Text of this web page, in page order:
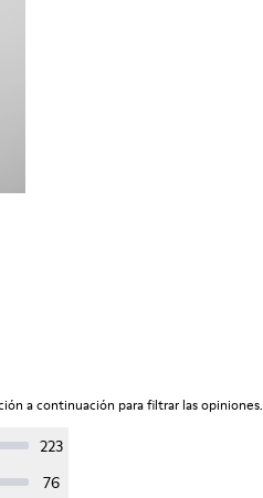
a continuación para filtrar las opiniones.
223
76